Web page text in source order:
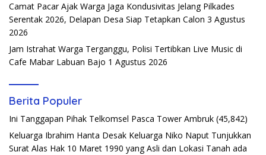
Camat Pacar Ajak Warga Jaga Kondusivitas Jelang Pilkades
Serentak 2026, Delapan Desa Siap Tetapkan Calon 3 Agustus
2026
Jam Istrahat Warga Terganggu, Polisi Tertibkan Live Music di
Cafe Mabar Labuan Bajo 1 Agustus 2026
Berita Populer
Ini Tanggapan Pihak Telkomsel Pasca Tower Ambruk (45,842)
Keluarga Ibrahim Hanta Desak Keluarga Niko Naput Tunjukkan
Surat Alas Hak 10 Maret 1990 yang Asli dan Lokasi Tanah ada